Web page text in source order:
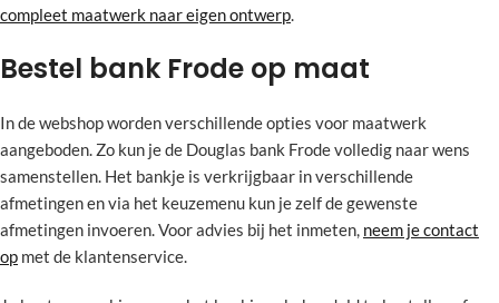
compleet maatwerk naar eigen ontwerp.
Bestel bank Frode op maat
In de webshop worden verschillende opties voor maatwerk
aangeboden. Zo kun je de Douglas bank Frode volledig naar wens
samenstellen. Het bankje is verkrijgbaar in verschillende
afmetingen en via het keuzemenu kun je zelf de gewenste
afmetingen invoeren. Voor advies bij het inmeten, neem je contact
op met de klantenservice.